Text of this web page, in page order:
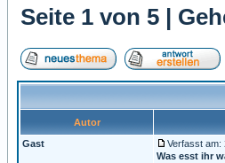
Seite 1 von 5 |
Autor
Gast
Verfasst am:
Was esst ihr